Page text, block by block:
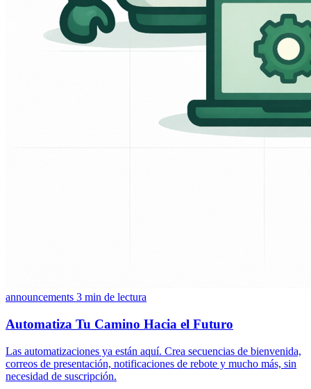
announcements 3 min de lectura
Automatiza Tu Camino Hacia el Futuro
Las automatizaciones ya están aquí. Crea secuencias de bienvenida,
correos de presentación, notificaciones de rebote y mucho más, sin
necesidad de suscripción.